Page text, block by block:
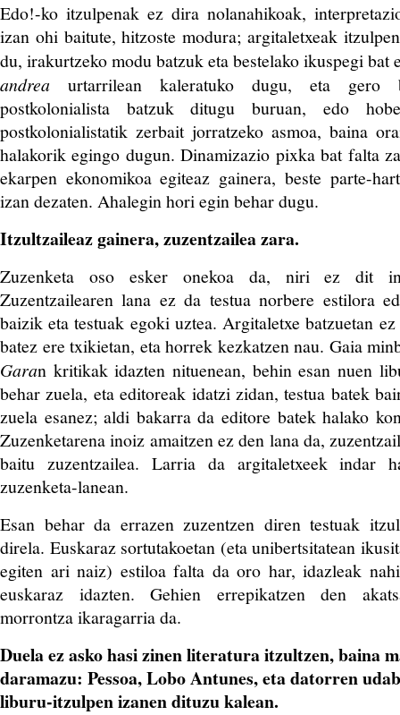
Edo!-ko itzulpenak ez dira nolanahikoak,
izan ohi baitute, hitzoste modura; argitaletxeak
du, irakurtzeko modu batzuk eta bestelako ikuspegi bat
andrea urtarrilean kaleratuko dugu, eta gero
postkolonialista batzuk ditugu buruan, edo
postkolonialistatik zerbait jorratzeko asmoa, baina
halakorik egingo dugun. Dinamizazio pixka bat falta
ekarpen ekonomikoa egiteaz gainera, beste parte-
izan dezaten. Ahalegin hori egin behar dugu.
Itzultzaileaz gainera, zuzentzailea zara.
Zuzenketa oso esker onekoa da, niri ez dit
Zuzentzailearen lana ez da testua norbere estilora
baizik eta testuak egoki uztea. Argitaletxe batzuetan
batez ere txikietan, eta horrek kezkatzen nau. Gaia
Garan kritikak idazten nituenean, behin esan nuen
behar zuela, eta editoreak idatzi zidan, testua batek
zuela esanez; aldi bakarra da editore batek halako
Zuzenketarena inoiz amaitzen ez den lana da,
baitu zuzentzailea. Larria da argitaletxeek indar
zuzenketa-lanean.
Esan behar da errazen zuzentzen diren testuak
direla. Euskaraz sortutakoetan (eta unibertsitatean
egiten ari naiz) estiloa falta da oro har, idazleak
euskaraz idazten. Gehien errepikatzen den
morrontza ikaragarria da.
Duela ez asko hasi zinen literatura itzultzen, baina
daramazu: Pessoa, Lobo Antunes, eta datorren
liburu-itzulpen izanen dituzu kalean.